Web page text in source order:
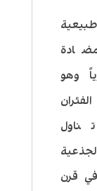
وهو
بنسبة 80% في قرن